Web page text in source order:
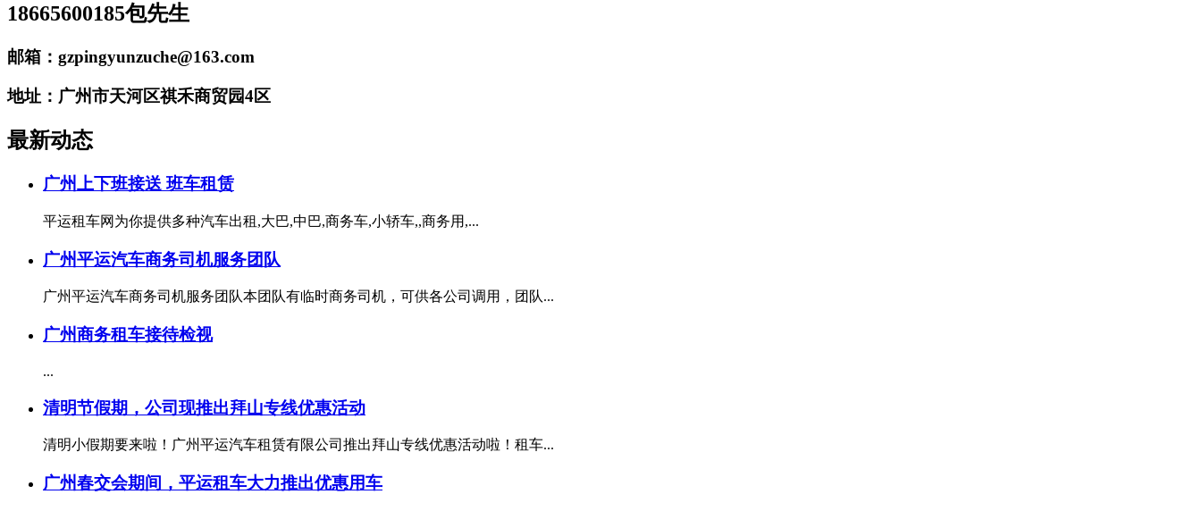
18665600185包先生
邮箱：gzpingyunzuche@163.com
地址：广州市天河区祺禾商贸园4区
最新动态
广州上下班接送 班车租赁
平运租车网为你提供多种汽车出租,大巴,中巴,商务车,小轿车,,商务用,...
广州平运汽车商务司机服务团队
广州平运汽车商务司机服务团队本团队有临时商务司机，可供各公司调用，团队...
广州商务租车接待检视
...
清明节假期，公司现推出拜山专线优惠活动
清明小假期要来啦！广州平运汽车租赁有限公司推出拜山专线优惠活动啦！租车...
广州春交会期间，平运租车大力推出优惠用车